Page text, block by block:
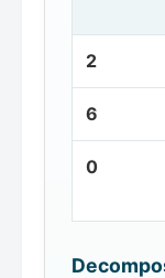
2
6
0